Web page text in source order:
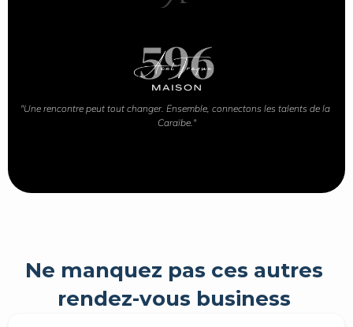
"Une rencontre peut tout changer. Ensemble, connectons les talents de la
Caraïbe."
Ne manquez pas ces autres
rendez-vous business